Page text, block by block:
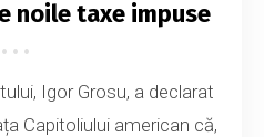
noile taxe impuse
Igor Grosu, a declarat
Capitoliului american că,